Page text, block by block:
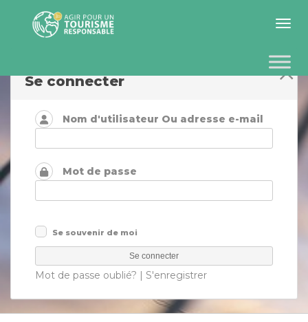
Toggle
Se connecter
Nom d'utilisateur Ou adresse e-mail
Mot de passe
Se souvenir de moi
Mot de passe oublié? | S'enregistrer